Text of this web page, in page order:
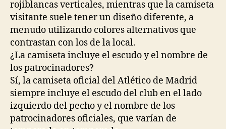
rojiblancas verticales, mientras que la camiseta
visitante suele tener un diseño diferente, a
menudo utilizando colores alternativos que
contrastan con los de la local.
¿La camiseta incluye el escudo y el nombre de
los patrocinadores?
Sí, la camiseta oficial del Atlético de Madrid
siempre incluye el escudo del club en el lado
izquierdo del pecho y el nombre de los
patrocinadores oficiales, que varían de